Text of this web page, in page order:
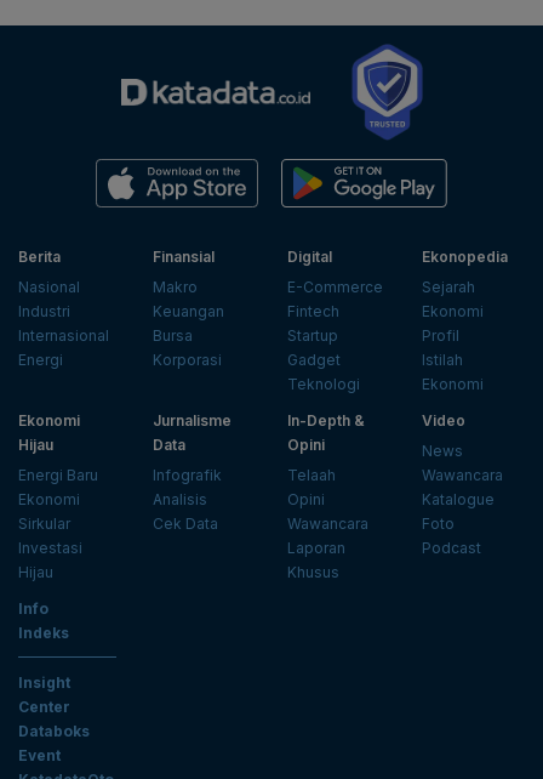
Berita
Nasional
Industri
Internasional
Energi
Finansial
Makro
Keuangan
Bursa
Korporasi
Digital
E-Commerce
Fintech
Startup
Gadget
Teknologi
Ekonopedia
Sejarah
Ekonomi
Profil
Istilah
Ekonomi
Ekonomi
Hijau
Energi Baru
Ekonomi
Sirkular
Investasi
Hijau
Jurnalisme
Data
Infografik
Analisis
Cek Data
In-Depth &
Opini
Telaah
Opini
Wawancara
Laporan
Khusus
Video
News
Wawancara
Katalogue
Foto
Podcast
Info
Indeks
Insight
Center
Databoks
Event